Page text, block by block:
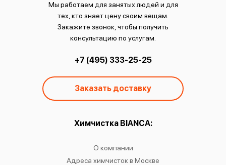
Мы работаем для занятых людей и для
тех, кто знает цену своим вещам.
Закажите звонок, чтобы получить
консультацию по услугам.
+7 (495) 333-25-25
Заказать доставку
Химчистка BIANCA:
О компании
Адреса химчисток в Москве